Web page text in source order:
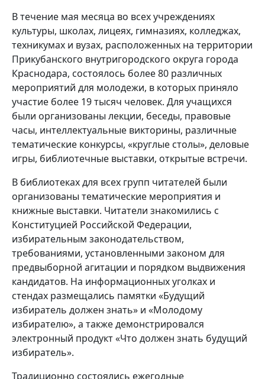
В течение мая месяца во всех учреждениях
культуры, школах, лицеях, гимназиях, колледжах,
техникумах и вузах, расположенных на территории
Прикубанского внутригородского округа города
Краснодара, состоялось более 80 различных
мероприятий для молодежи, в которых приняло
участие более 19 тысяч человек. Для учащихся
были организованы лекции, беседы, правовые
часы, интеллектуальные викторины, различные
тематические конкурсы, «круглые столы», деловые
игры, библиотечные выставки, открытые встречи.
В библиотеках для всех групп читателей были
организованы тематические мероприятия и
книжные выставки. Читатели знакомились с
Конституцией Российской Федерации,
избирательным законодательством,
требованиями, установленными законом для
предвыборной агитации и порядком выдвижения
кандидатов. На информационных уголках и
стендах размещались памятки «Будущий
избиратель должен знать» и «Молодому
избирателю», а также демонстрировался
электронный продукт «Что должен знать будущий
избиратель».
Традиционно состоялись ежегодные